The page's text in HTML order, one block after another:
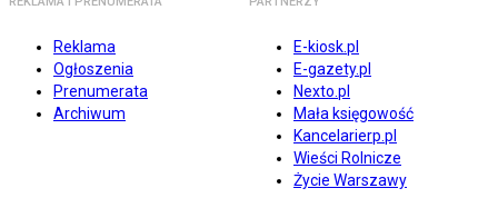
Reklama
Ogłoszenia
Prenumerata
Archiwum
E-kiosk.pl
E-gazety.pl
Nexto.pl
Mała księgowość
Kancelarierp.pl
Wieści Rolnicze
Życie Warszawy